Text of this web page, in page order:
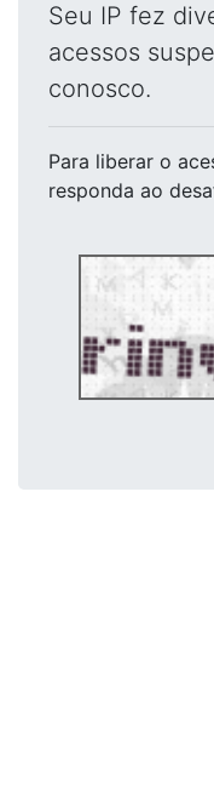
Seu IP fez
acessos
conosco.
Para liberar o
responda ao